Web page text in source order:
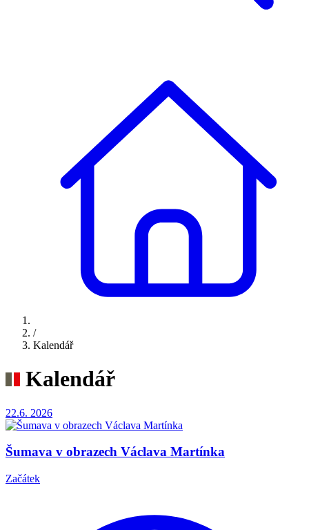
/
Kalendář
Kalendář
22.6. 2026
Šumava v obrazech Václava Martínka
Začátek